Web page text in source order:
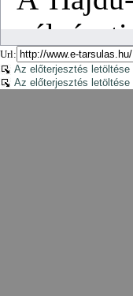
Url:
Az előterjesztés letöltése
Az előterjesztés letöltése